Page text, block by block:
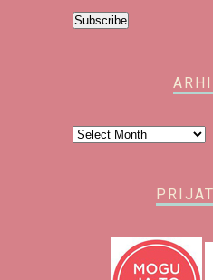
Subscribe
Arhiva